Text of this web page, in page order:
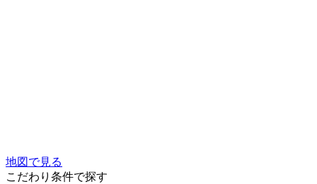
地図で見る
こだわり条件で探す